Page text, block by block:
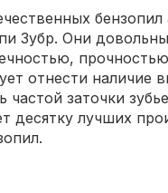
бензопил
Зубр. Они
отнести наличие
частой заточки
десятку лучших